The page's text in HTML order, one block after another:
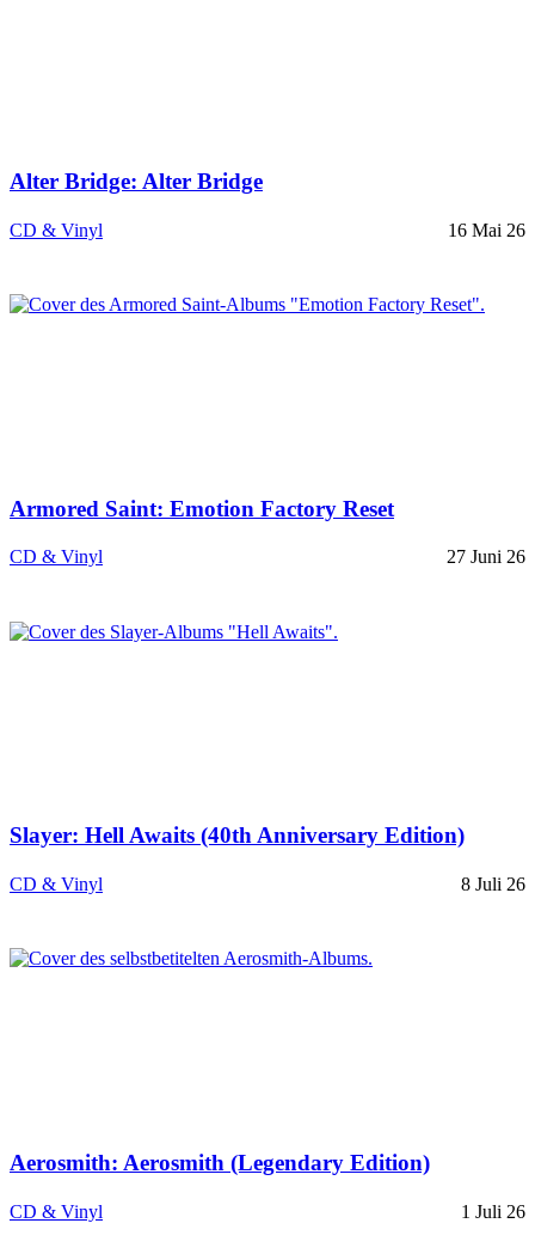
Alter Bridge: Alter Bridge
CD & Vinyl 16 Mai 26
Armored Saint: Emotion Factory Reset
CD & Vinyl 27 Juni 26
Slayer: Hell Awaits (40th Anniversary Edition)
CD & Vinyl 8 Juli 26
Aerosmith: Aerosmith (Legendary Edition)
CD & Vinyl 1 Juli 26